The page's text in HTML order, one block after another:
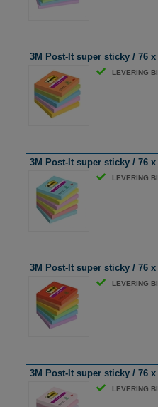
3M Post-It super sticky / 76
LEVERING
3M Post-It super sticky / 76
LEVERING
3M Post-It super sticky / 76
LEVERING
3M Post-It super sticky / 76
LEVERING